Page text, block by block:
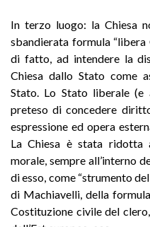
In terzo luogo: la Chiesa
sbandierata formula “libera
di fatto, ad intendere la
Chiesa dallo Stato come
Stato. Lo Stato liberale
preteso di concedere
espressione ed opera
La Chiesa è stata ridotta
morale, sempre all’interno
di esso, come “strumento
di Machiavelli, della
Costituzione civile del